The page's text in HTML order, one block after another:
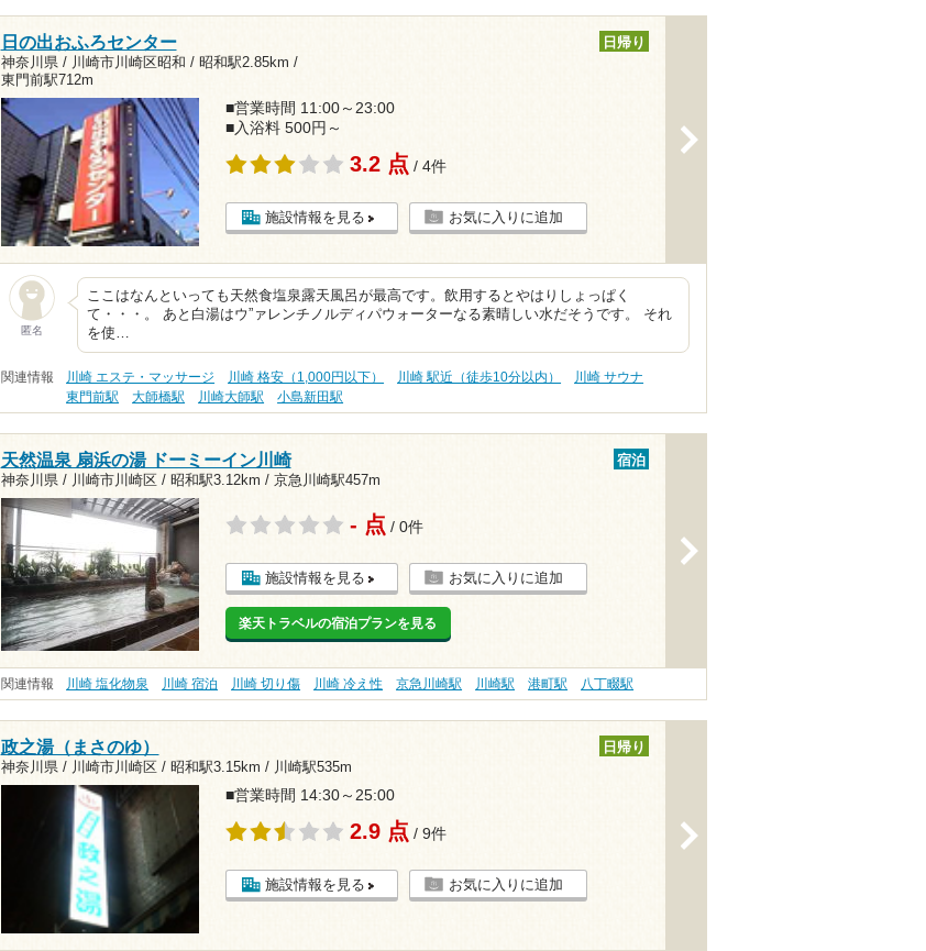
日の出おふろセンター
神奈川県 / 川崎市川崎区昭和 / 昭和駅2.85km /
東門前駅712m
日帰り
■営業時間 11:00～23:00
■入浴料 500円～
3.2 点 / 4件
施設情報を見る お気に入りに追加
匿名
ここはなんといっても天然食塩泉露天風呂が最高です。飲用するとやはりしょっぱく
て・・・。 あと白湯はウ”ァレンチノルディパウォーターなる素晴しい水だそうです。 それ
を使…
関連情報 川崎 エステ・マッサージ 川崎 格安（1,000円以下） 川崎 駅近（徒歩10分以内）
川崎 サウナ
東門前駅
大師橋駅 川崎大師駅 小島新田駅
天然温泉 扇浜の湯 ドーミーイン川崎
神奈川県 / 川崎市川崎区 / 昭和駅3.12km / 京急川崎駅457m
宿泊
- 点 / 0件
施設情報を見る お気に入りに追加
楽天トラベルの宿泊プランを見る
関連情報 川崎 塩化物泉 川崎 宿泊 川崎 切り傷 川崎 冷え性 京急川崎駅 川崎駅 港町駅 八丁畷駅
政之湯（まさのゆ）
神奈川県 / 川崎市川崎区 / 昭和駅3.15km / 川崎駅535m
日帰り
■営業時間 14:30～25:00
2.9 点 / 9件
施設情報を見る お気に入りに追加